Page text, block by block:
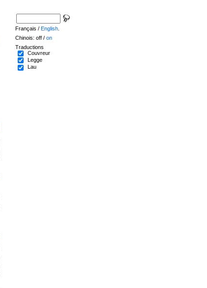
Français / English
Chinois: off / on
Traductions
Couvreur
Legge
Lau